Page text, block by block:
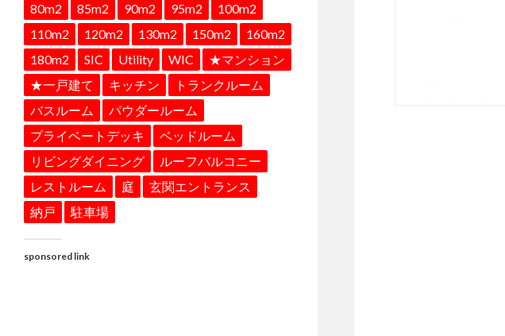
80m2
85m2 90m2 95m2
100m2
110m2
120m2 130m2 150m2
160m2
180m2
SIC Utility WIC
★マンション
★一戸建て
キッチン
トランクルーム
バスルーム
パウダールーム
プライベートデッキ
ベッドルーム
リビングダイニング
ルーフバルコニー
レストルーム
庭
玄関エントランス
納戸
駐車場
sponsored link